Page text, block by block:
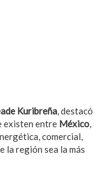
Kuribreña, destacó
existen entre México,
comercial,
la región sea la más